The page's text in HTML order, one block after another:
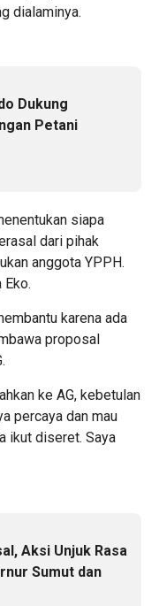
dialaminya.
Dukung
Petani
siapa
dari pihak
anggota YPPH.
Eko.
karena ada
proposal
ke AG, kebetulan
percaya dan mau
ikut diseret. Saya
Aksi Unjuk Rasa
Sumut dan